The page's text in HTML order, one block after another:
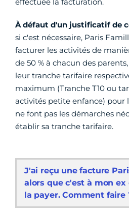
effectuée la facturation.
À défaut d'un justificatif de
si c'est nécessaire, Paris
facturer les activités de
de 50 % à chacun des
leur tranche tarifaire
maximum (Tranche T10 ou
activités petite enfance) pour
ne font pas les démarches
établir sa tranche tarifaire.
J'ai reçu une facture
alors que c'est à mon ex
la payer. Comment faire